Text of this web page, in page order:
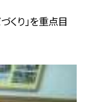
くり」を重点目